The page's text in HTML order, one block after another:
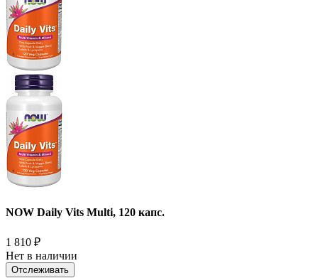
NOW Daily Vits Multi, 120 капс.
1 810 ₽
Нет в наличии
Отслеживать